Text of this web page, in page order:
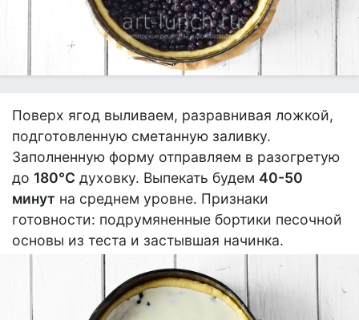
Поверх ягод выливаем, разравнивая ложкой,
подготовленную сметанную заливку.
Заполненную форму отправляем в разогретую
до 180°С духовку. Выпекать будем 40-50
минут на среднем уровне. Признаки
готовности: подрумяненные бортики песочной
основы из теста и застывшая начинка.